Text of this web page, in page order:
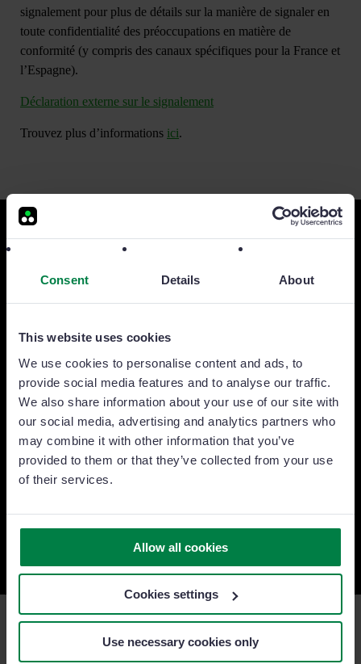
Consent Details About
This website uses cookies
We use cookies to personalise content and ads, to
provide social media features and to analyse our traffic.
We also share information about your use of our site with
our social media, advertising and analytics partners who
may combine it with other information that you’ve
provided to them or that they’ve collected from your use
of their services.
Allow all cookies
Cookies settings
Use necessary cookies only
signalement pour plus de détails sur la manière de signaler en
toute confidentialité des préoccupations en matière de
conformité (y compris des canaux spécifiques pour la France et
l’Espagne).
Déclaration externe sur le signalement
Trouvez plus d’informations ici.
Prêt à faire passer votre équipe
commerciale au niveau
Essai gratuit
«Nous avons augmenté de 25 % la prospection
de nouveaux clients.»
Directeur commercial chez DAS Seguros